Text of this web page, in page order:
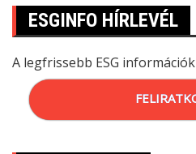
ESGINFO HÍRLEVÉL
A legfrissebb ESG